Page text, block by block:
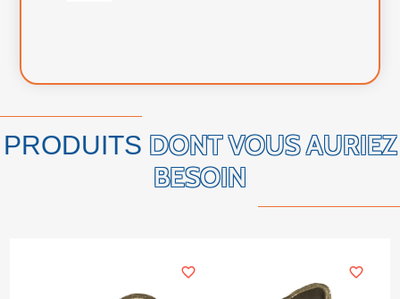
PRODUITS DONT VOUS AURIEZ
BESOIN
favorite_border favorite_border